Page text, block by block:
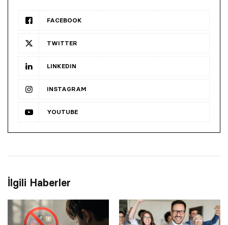
FACEBOOK
TWITTER
LINKEDIN
INSTAGRAM
YOUTUBE
İlgili Haberler